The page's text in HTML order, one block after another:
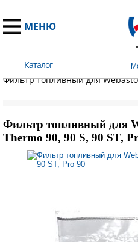
МЕНЮ
Каталог
Главная / Запчасти Вебасто
Фильтр топливный для
Фильтр топливный для
Thermo 90, 90 S, 90 ST,